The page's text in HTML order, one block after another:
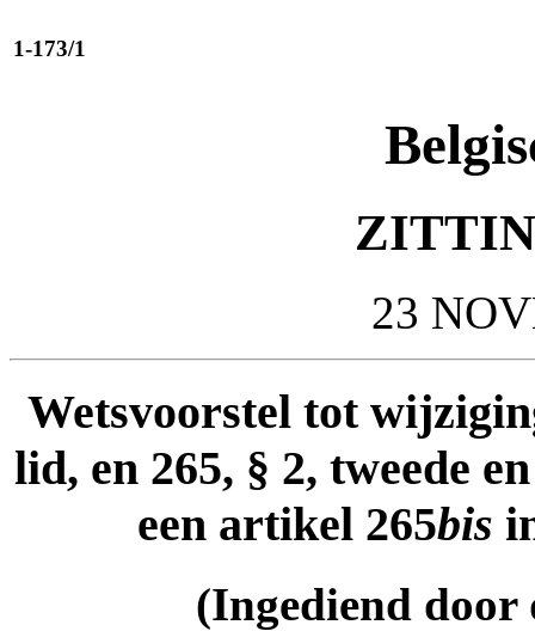
1-173/1
23
Wetsvoorstel tot
lid, en 265, § 2, tweede
een artikel 265bis
(Ingediend door